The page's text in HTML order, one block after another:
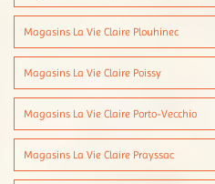
Magasins La Vie Claire Plouhinec
Magasins La Vie Claire Poissy
Magasins La Vie Claire Porto-Vecchio
Magasins La Vie Claire Prayssac